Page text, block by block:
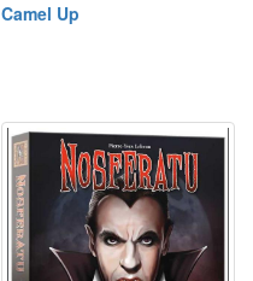
Camel Up